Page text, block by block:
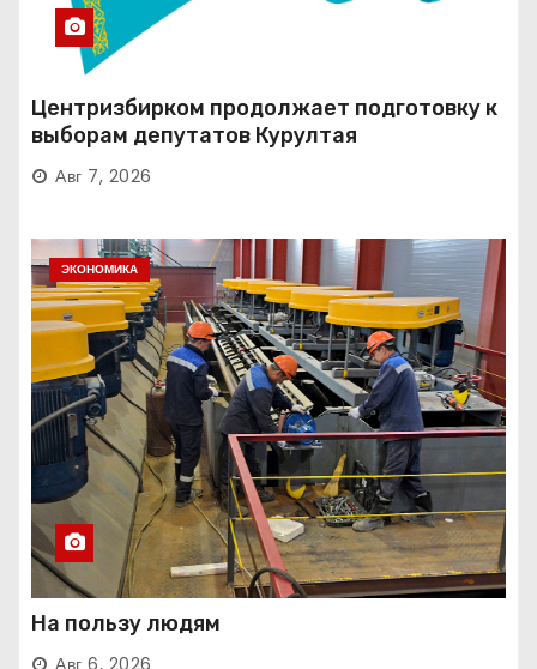
Центризбирком продолжает подготовку к
выборам депутатов Курултая
Авг 7, 2026
ЭКОНОМИКА
На пользу людям